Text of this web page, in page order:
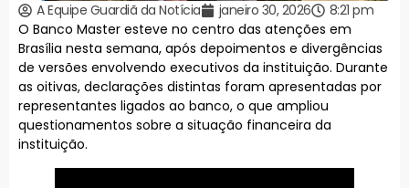
A Equipe Guardiã da Notícia janeiro 30, 2026
8:21 pm
O Banco Master esteve no centro das atenções em
Brasília nesta semana, após depoimentos e divergências
de versões envolvendo executivos da instituição. Durante
as oitivas, declarações distintas foram apresentadas por
representantes ligados ao banco, o que ampliou
questionamentos sobre a situação financeira da
instituição.